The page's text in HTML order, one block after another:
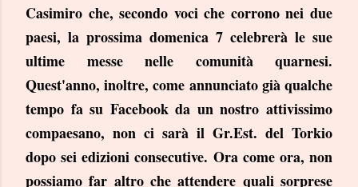
Casimiro che, secondo voci che corrono nei due
paesi, la prossima domenica 7 celebrerà le sue
ultime messe nelle comunità quarnesi.
Quest'anno, inoltre, come annunciato già qualche
tempo fa su Facebook da un nostro attivissimo
compaesano, non ci sarà il Gr.Est. del Torkio
dopo sei edizioni consecutive. Ora come ora, non
possiamo far altro che attendere quali sorprese